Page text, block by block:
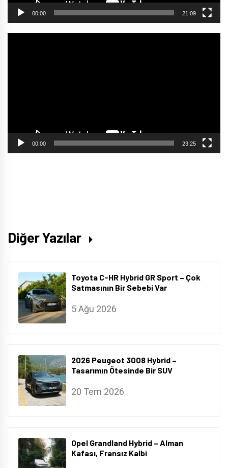
00:00 21:09
00:00 23:25
Diğer Yazılar
Toyota C-HR Hybrid GR Sport – Çok
Satmasının Bir Sebebi Var
5 Ağu 2026
2026 Peugeot 3008 Hybrid –
Tasarımın Ötesinde Bir SUV
20 Tem 2026
Opel Grandland Hybrid – Alman
Kafası, Fransız Kalbi